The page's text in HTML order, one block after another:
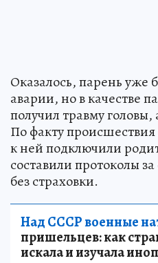
Оказалось, парень уже
аварии, но в качестве
получил травму
По факту
к ней подключили
составили протоколы
без страховки.
Над СССР военные
пришельцев: как
искала и изучала